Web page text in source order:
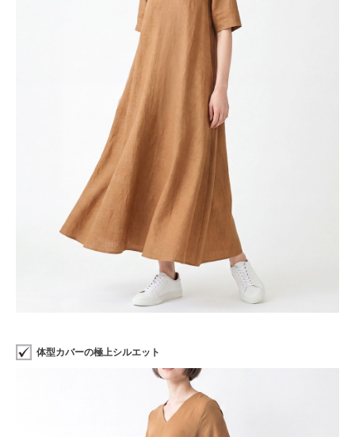
体型カバーの極上シルエット